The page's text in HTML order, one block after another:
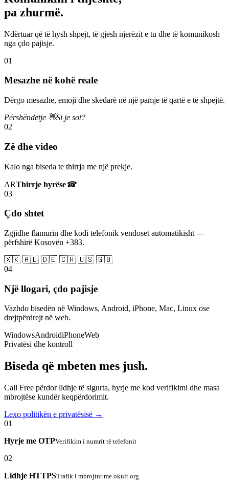
pa zhurmë.
Ndërtuar që të hysh shpejt, të gjesh njerëzit e tu dhe të komunikosh
nga çdo pajisje.
01
Mesazhe në kohë reale
Dërgo mesazhe, emoji dhe skedarë në një pamje të qartë e të shpejtë.
Përshëndetje 👋Si je sot?
02
Zë dhe video
Kalo nga biseda te thirrja me një prekje.
ARThirrje hyrëse☎
03
Çdo shtet
Zgjidhe flamurin dhe kodi telefonik vendoset automatikisht —
përfshirë Kosovën +383.
🇽🇰 🇦🇱 🇩🇪 🇨🇭 🇺🇸 🇬🇧
04
Një llogari, çdo pajisje
Vazhdo bisedën në Windows, Android, iPhone, Mac, Linux ose
drejtpërdrejt në web.
WindowsAndroidiPhoneWeb
Privatësi dhe kontroll
Biseda që mbeten mes jush.
Call Free përdor lidhje të sigurta, hyrje me kod verifikimi dhe masa
mbrojtëse kundër keqpërdorimit.
Lexo politikën e privatësisë →
01
Hyrje me OTPVerifikim i numrit të telefonit
02
Lidhje HTTPSTrafik i mbrojtur me okult.org